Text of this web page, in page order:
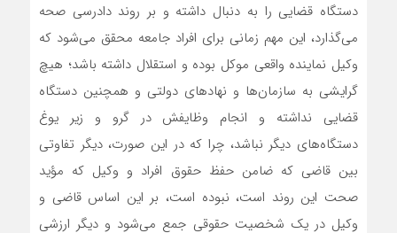
دستگاه قضایی را به دنبال داشته و بر روند دادرسی صحه
می‌گذارد، این مهم زمانی برای افراد جامعه محقق می‌شود که
وکیل نماینده واقعی موکل بوده و استقلال داشته باشد؛ هیچ
گرایشی به سازمان‌ها و نهادهای دولتی و همچنین دستگاه
قضایی نداشته و انجام وظایفش در گرو و زیر یوغ
دستگاه‌های دیگر نباشد، چرا که در این صورت، دیگر تفاوتی
بین قاضی که ضامن حفظ حقوق افراد و وکیل که مؤید
صحت این روند است، نبوده است، بر این اساس قاضی و
وکیل در یک شخصیت حقوقی جمع می‌شود و دیگر ارزشی